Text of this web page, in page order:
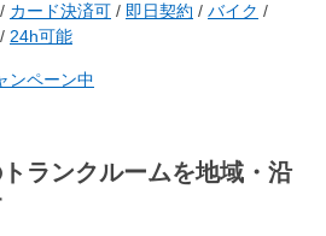
/ カード決済可 / 即日契約 / バイク /
24h可能
ンペーン中
ランクルームを地域・沿